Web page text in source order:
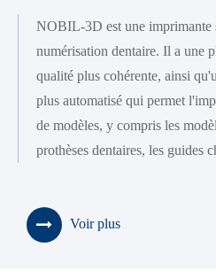
NOBIL-3D est une imprimante
numérisation dentaire. Il a une
qualité plus cohérente, ainsi
plus automatisé qui permet
de modèles, y compris les
prothèses dentaires, les guides
Voir plus